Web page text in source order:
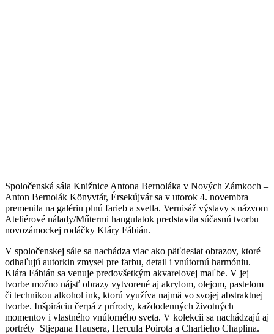
Spoločenská sála Knižnice Antona Bernoláka v Nových Zámkoch –
Anton Bernolák Könyvtár, Érsekújvár sa v utorok 4. novembra
premenila na galériu plnú farieb a svetla. Vernisáž výstavy s názvom
Ateliérové nálady/Műtermi hangulatok predstavila súčasnú tvorbu
novozámockej rodáčky Kláry Fábián.
V spoločenskej sále sa nachádza viac ako päťdesiat obrazov, ktoré
odhaľujú autorkin zmysel pre farbu, detail i vnútornú harmóniu.
Klára Fábián sa venuje predovšetkým akvarelovej maľbe. V jej
tvorbe možno nájsť obrazy vytvorené aj akrylom, olejom, pastelom
či technikou alkohol ink, ktorú využíva najmä vo svojej abstraktnej
tvorbe. Inšpiráciu čerpá z prírody, každodenných životných
momentov i vlastného vnútorného sveta. V kolekcii sa nachádzajú aj
portréty Stjepana Hausera, Hercula Poirota a Charlieho Chaplina.